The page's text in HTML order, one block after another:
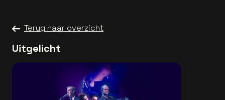
Terug naar overzicht
Uitgelicht